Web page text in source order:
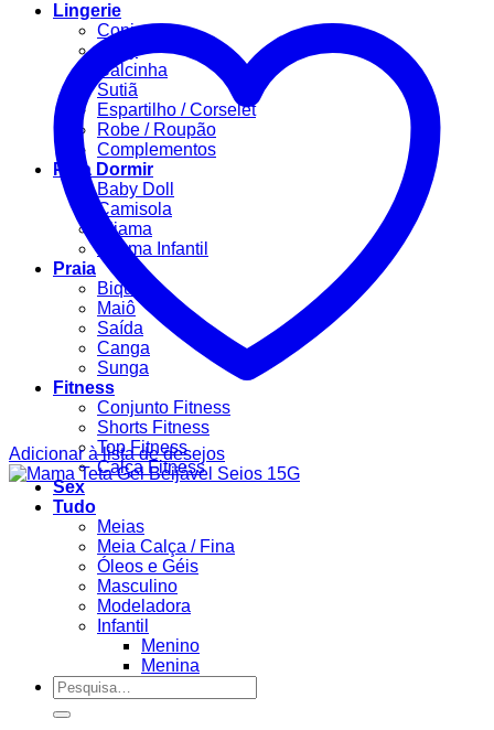
Lingerie
Conjuntos
Body
Calcinha
Sutiã
Espartilho / Corselet
Robe / Roupão
Complementos
Para Dormir
Baby Doll
Camisola
Pijama
Pijama Infantil
Praia
Biquíni
Maiô
Saída
Canga
Sunga
Fitness
Conjunto Fitness
Shorts Fitness
Top Fitness
Calça Fitness
Sex
Tudo
Meias
Meia Calça / Fina
Óleos e Géis
Masculino
Modeladora
Infantil
Menino
Menina
Pesquisar
por:
Adicionar à lista de desejos